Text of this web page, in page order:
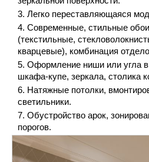
Легко переставляющаяся
Современные, стильные
(текстильные,
кварцевые), комбинация
Оформление ниши или угла в
шкафа-купе, зеркала, столика
Натяжные потолки,
светильники.
Обустройство арок,
порогов.